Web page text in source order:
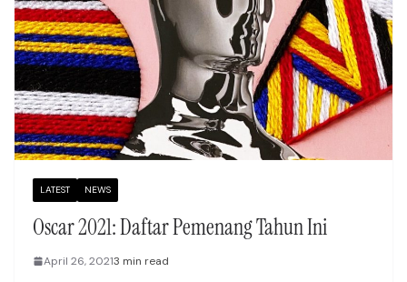
LATEST NEWS
Oscar 2021: Daftar Pemenang Tahun Ini
April 26, 20213 min read